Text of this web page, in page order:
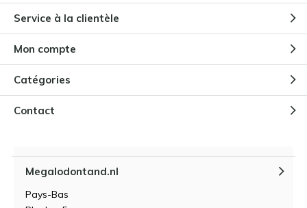
Service à la clientèle
Mon compte
Catégories
Contact
Megalodontand.nl
Pays-Bas